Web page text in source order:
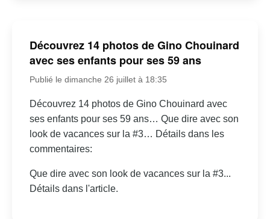
Découvrez 14 photos de Gino Chouinard
avec ses enfants pour ses 59 ans
Publié le dimanche 26 juillet à 18:35
Découvrez 14 photos de Gino Chouinard avec
ses enfants pour ses 59 ans… Que dire avec son
look de vacances sur la #3… Détails dans les
commentaires:
Que dire avec son look de vacances sur la #3...
Détails dans l'article.